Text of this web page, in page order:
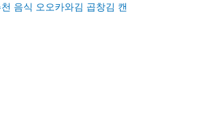
음식 오오카와김 곱창김 캔